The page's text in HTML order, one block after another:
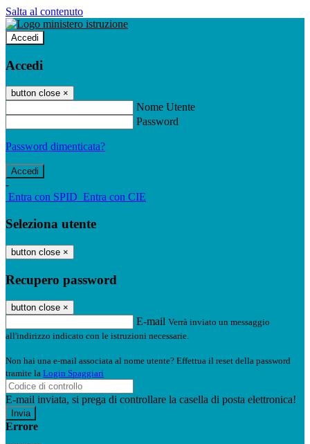
Salta al contenuto
Accedi
Accedi
button close ×
Nome Utente
Password
Password dimenticata?
-
Entra con SPID Entra con CIE
Seleziona utente
button close ×
Recupero password
button close ×
E-mail Verrà inviato un messaggio
all'indirizzo indicato con le istruzioni necessarie.
Non hai una e-mail associata al nome utente? Effettua il reset della password
tramite la Login Spaggiari
E-mail inviata, si prega di controllare la casella di posta elettronica!
Errore